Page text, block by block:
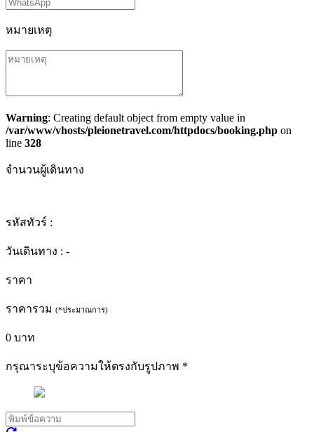
หมายเหตุ
Warning: Creating default object from empty value in
/var/www/vhosts/pleionetravel.com/httpdocs/booking.php on
line 328
จำนวนผู้เดินทาง
รหัสทัวร์ :
วันเดินทาง : -
ราคา
ราคารวม (*ประมาณการ)
0 บาท
กรุณาระบุข้อความให้ตรงกับรูปภาพ *